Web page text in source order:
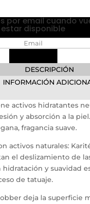
por email cuando
estar disponible
DESCRIPCIÓN
INFORMACIÓN
activos hidratantes
y absorción a la
fragancia suave.
activos naturales:
el deslizamiento de
hidratación y suavidad
de tatuaje.
deja la superficie